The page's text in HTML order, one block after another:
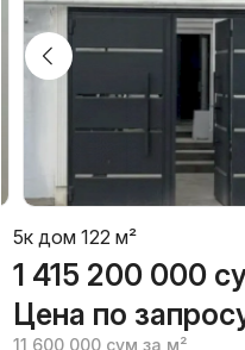
5к дом 122 м²
1 415 200 000
Цена по
11 600 000 сум за м²